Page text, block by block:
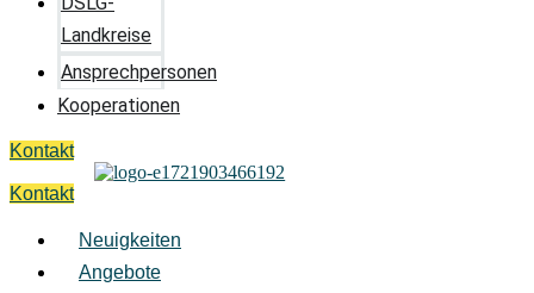
Landkreise
Ansprechpersonen
Kooperationen
Kontakt
Kontakt
Neuigkeiten
Angebote